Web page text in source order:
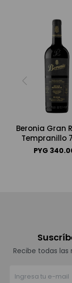
Beronia Gran
Tempranillo
PYG
Recibe todas